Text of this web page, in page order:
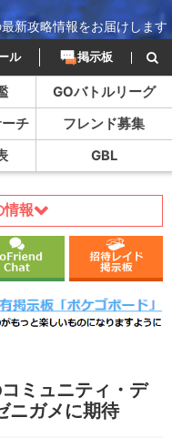
新攻略情報をお届けします
ル 掲示板
GOバトルリーグ
チ
フレンド募集
GBL
情報
ミュニティ・デ
ニガメに期待